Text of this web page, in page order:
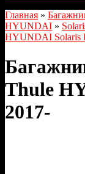
Главная »
HYUNDAI »
HYUNDAI Solaris
Thule
2017-